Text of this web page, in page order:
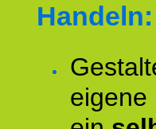
Handeln:
eigene